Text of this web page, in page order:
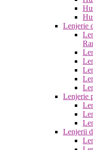
Lenjerie
Lenjerie
Lenjerii